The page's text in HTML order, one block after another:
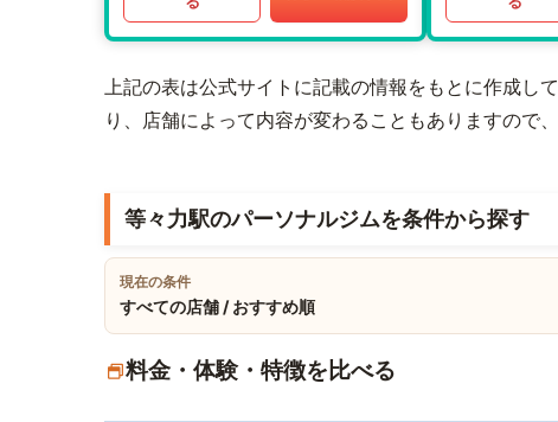
上記の表は公式サイトに記載の情報をもとに作成し
り、店舗によって内容が変わることもありますので
等々力駅のパーソナルジムを条件から探す
現在の条件
すべての店舗 / おすすめ順
料金・体験・特徴を比べる